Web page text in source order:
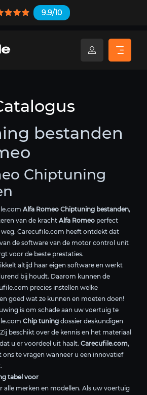
9.9/10
bestanden
Chiptuning
Alfa Romeo Chiptuning bestanden,
van de kracht Alfa Romeo perfect
weg. Carecufile.com heeft ontdekt dat
de software van de motor control unit
voor de beste prestaties.
altijd haar eigen software en werkt
bij houdt. Daarom kunnen de
precies instellen welke
goed wat ze kunnen en moeten doen!
is om schade aan uw voertuig te
Chip tuning dossier deskundigen
beschikt over de kennis en het materiaal
u er voordeel uit haalt. Carecufile.com,
ons te vragen wanneer u een innovatief
tabel voor
alle merken en modellen. Als uw voertuig